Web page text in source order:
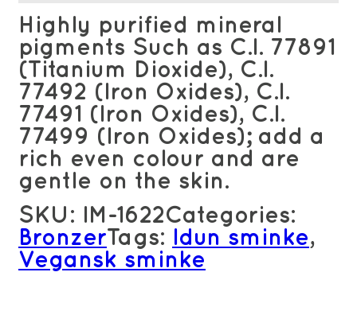
Highly purified mineral
pigments Such as C.I. 77891
(Titanium Dioxide), C.I.
77492 (Iron Oxides), C.I.
77491 (Iron Oxides), C.I.
77499 (Iron Oxides); add a
rich even colour and are
gentle on the skin.
SKU:
IM-1622Categories:
BronzerTags: Idun sminke,
Vegansk sminke